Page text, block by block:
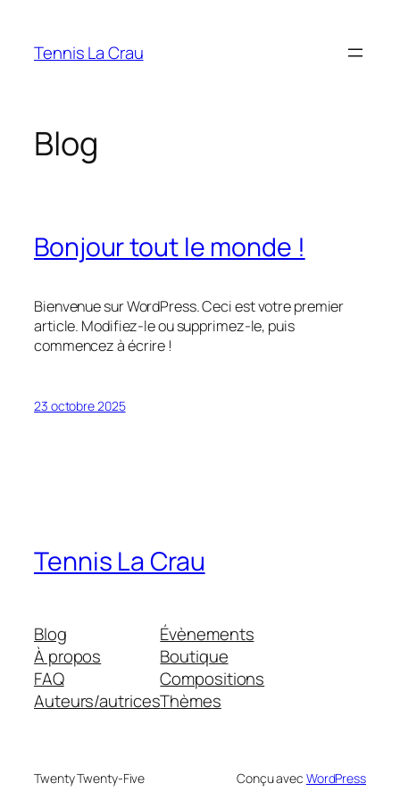
contenu
Tennis La Crau
Blog
Bonjour tout le monde !
Bienvenue sur WordPress. Ceci est votre premier
article. Modifiez-le ou supprimez-le, puis
commencez à écrire !
23 octobre 2025
Tennis La Crau
Blog
À propos
FAQ
Auteurs/autrices
Évènements
Boutique
Compositions
Thèmes
Twenty Twenty-Five Conçu avec WordPress